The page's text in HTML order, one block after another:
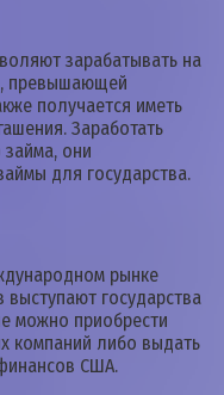
зарабатывать на
превышающей
получается иметь
Заработать
они
для государства.
рынке
выступают государства
можно приобрести
компаний либо выдать
США.